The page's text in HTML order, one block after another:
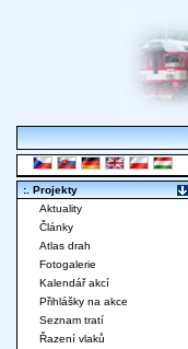
:. Projekty
Aktuality
Články
Atlas drah
Fotogalerie
Kalendář akcí
Přihlášky na akce
Seznam tratí
Řazení vlaků